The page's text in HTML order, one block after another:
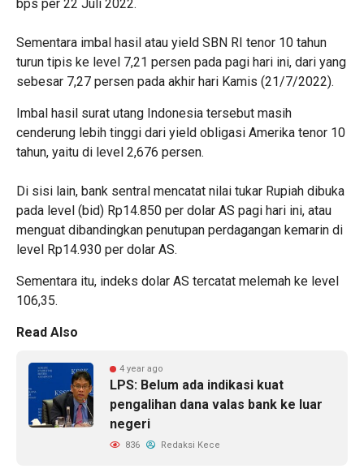
bps per 22 Juli 2022.
Sementara imbal hasil atau yield SBN RI tenor 10 tahun
turun tipis ke level 7,21 persen pada pagi hari ini, dari yang
sebesar 7,27 persen pada akhir hari Kamis (21/7/2022).
Imbal hasil surat utang Indonesia tersebut masih
cenderung lebih tinggi dari yield obligasi Amerika tenor 10
tahun, yaitu di level 2,676 persen.
Di sisi lain, bank sentral mencatat nilai tukar Rupiah dibuka
pada level (bid) Rp14.850 per dolar AS pagi hari ini, atau
menguat dibandingkan penutupan perdagangan kemarin di
level Rp14.930 per dolar AS.
Sementara itu, indeks dolar AS tercatat melemah ke level
106,35.
Read Also
4 year ago
LPS: Belum ada indikasi kuat
pengalihan dana valas bank ke luar
negeri
836 Redaksi Kece